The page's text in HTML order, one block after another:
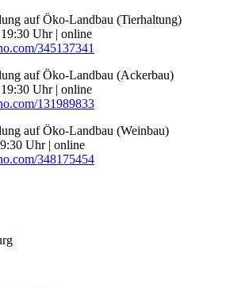
auf Öko-Landbau (Tierhaltung)
Uhr | online
345137341
auf Öko-Landbau (Ackerbau)
Uhr | online
131989833
auf Öko-Landbau (Weinbau)
Uhr | online
348175454